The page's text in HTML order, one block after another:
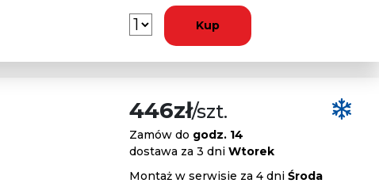
Kup
446zł/szt.
Zamów do godz. 14
dostawa za 3 dni Wtorek
Montaż w serwisie za 4 dni Środa